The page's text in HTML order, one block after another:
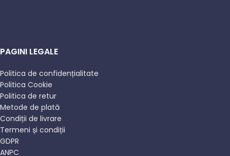
PAGINI LEGALE
Politica de confidențialitate
Politica Cookie
Politica de retur
Metode de plată
Condiții de livrare
Termeni și condiții
GDPR
ANPC